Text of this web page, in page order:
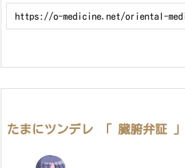
たまにツンデレ 「 臓腑弁証 」